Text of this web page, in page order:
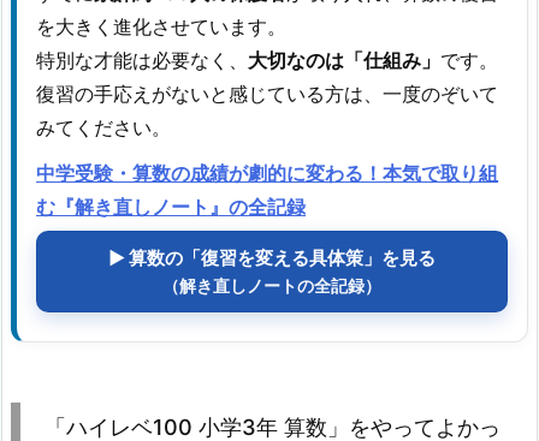
を大きく進化させています。
特別な才能は必要なく、 大切なのは「仕組み」 です。
復習の手応えがないと感じている方は、一度のぞいて
みてください。
中学受験・算数の成績が劇的に変わる！本気で取り組
む『解き直しノート』の全記録
▶ 算数の「復習を変える具体策」を見る
（解き直しノートの全記録）
「ハイレベ100 小学3年 算数」をやってよかっ